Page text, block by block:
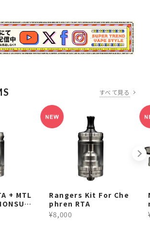
すべて見る
+ MTL
T
Rangers Kit For Che
phren RTA
¥8,000